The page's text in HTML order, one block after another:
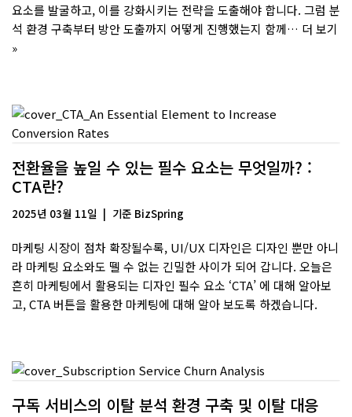
요소를 발굴하고, 이를 강화시키는 전략을 도출해야 합니다. 그럼 분
석 환경 구축부터 방안 도출까지 어떻게 진행했는지 함께… 더 보기
»
전환율을 높일 수 있는 필수 요소는 무엇일까? :
CTA란?
2025년 03월 11일 기준 BizSpring
마케팅 시장이 점차 확장될수록, UI/UX 디자인은 디자인 뿐만 아니
라 마케팅 요소와도 뗄 수 없는 긴밀한 사이가 되어 갑니다. 오늘은
흔히 마케팅에서 활용되는 디자인 필수 요소 ‘CTA’ 에 대해 알아보
고, CTA 버튼을 활용한 마케팅에 대해 알아 보도록 하겠습니다.
구독 서비스의 이탈 분석 환경 구축 및 이탈 대응